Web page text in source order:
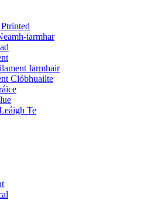
iarmhar
Iarmhair
Clóbhuailte
Te